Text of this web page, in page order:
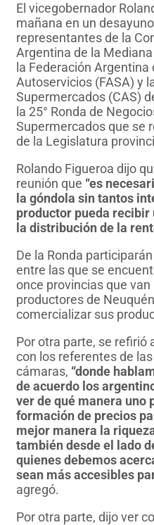
El vicegobernador
mañana en un
representantes de la
Argentina de la
la Federación
Autoservicios (FASA) y
Supermercados (CAS)
la 25° Ronda de
Supermercados que se
de la Legislatura
Rolando Figueroa dijo
reunión que “es
la góndola sin tantos
productor pueda recibir
la distribución de la
De la Ronda
entre las que se
once provincias que
productores de
comercializar sus
Por otra parte, se refirió
con los referentes de
cámaras, “donde
de acuerdo los
ver de qué manera uno
formación de precios
mejor manera la
también desde el lado
quienes debemos
sean más accesibles
agregó.
Por otra parte, dijo ver